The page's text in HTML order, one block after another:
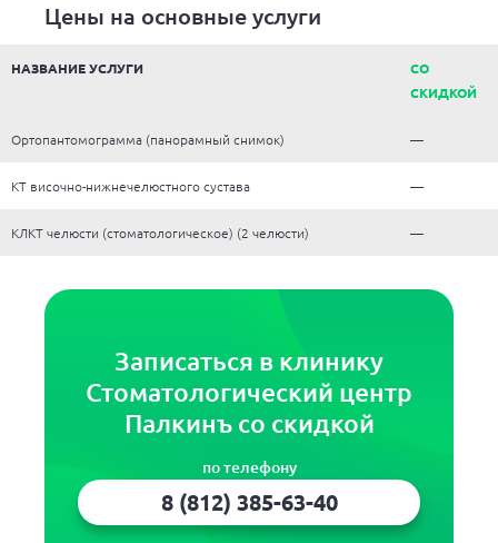
Цены на основные услуги
НАЗВАНИЕ УСЛУГИ
СО
СКИДКОЙ
Ортопантомограмма (панорамный снимок) —
КТ височно-нижнечелюстного сустава —
КЛКТ челюсти (стоматологическое) (2 челюсти) —
Записаться в клинику
Стоматологический центр
Палкинъ со скидкой
по телефону
8 (812) 385-63-40